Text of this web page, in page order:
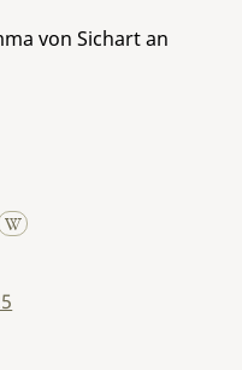
von Sichart an